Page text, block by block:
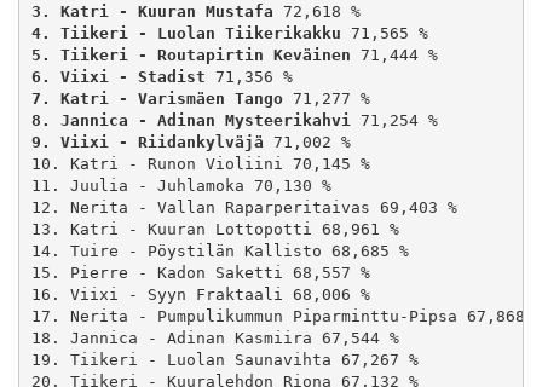
3. Katri - Kuuran Mustafa
72,618 %
4. Tiikeri - Luolan Tiikerikakku
71,565 %
5. Tiikeri - Routapirtin Keväinen
71,444 %
6. Viixi - Stadist
71,356 %
7. Katri - Varismäen Tango
71,277 %
8. Jannica - Adinan Mysteerikahvi
71,254 %
9. Viixi - Riidankylväjä 71,002 %
10. Katri - Runon Violiini 70,145 %
11. Juulia - Juhlamoka 70,130 %
12. Nerita - Vallan Raparperitaivas 69,403 %
13. Katri - Kuuran Lottopotti 68,961 %
14. Tuire - Pöystilän Kallisto 68,685 %
15. Pierre - Kadon Saketti 68,557 %
16. Viixi - Syyn Fraktaali 68,006 %
17. Nerita - Pumpulikummun Piparminttu-Pipsa 67,868
18. Jannica - Adinan Kasmiira 67,544 %
19. Tiikeri - Luolan Saunavihta 67,267 %
20. Tiikeri - Kuuralehdon Riona 67,132 %